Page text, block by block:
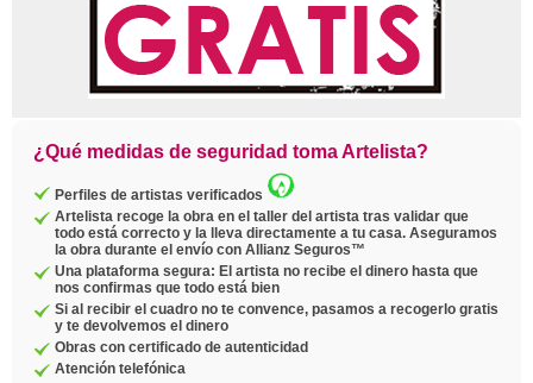
¿Qué medidas de seguridad toma Artelista?
Perfiles de artistas verificados
Artelista recoge la obra en el taller del artista tras validar que
todo está correcto y la lleva directamente a tu casa. Aseguramos
la obra durante el envío con Allianz Seguros™
Una plataforma segura: El artista no recibe el dinero hasta que
nos confirmas que todo está bien
Si al recibir el cuadro no te convence, pasamos a recogerlo gratis
y te devolvemos el dinero
Obras con certificado de autenticidad
Atención telefónica